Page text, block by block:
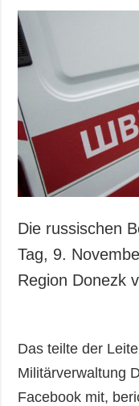
Die russischen
Tag, 9.
Region Donezk
Das teilte der
Militärverwaltung
Facebook mit,